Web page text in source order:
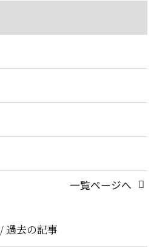
一覧ページへ
/ 過去の記事